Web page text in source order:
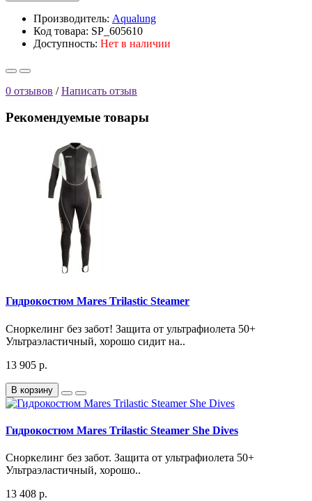
Производитель: Aqualung
Код товара: SP_605610
Доступность: Нет в наличии
0 отзывов /Написать отзыв
Рекомендуемые товары
Гидрокостюм Mares Trilastic Steamer
Сноркелинг без забот! Защита от ультрафиолета 50+
Ультраэластичный, хорошо сидит на..
13 905 р.
В корзину
Гидрокостюм Mares Trilastic Steamer She Dives
Сноркелинг без забот. Защита от ультрафиолета 50+
Ультраэластичный, хорошо..
13 408 р.